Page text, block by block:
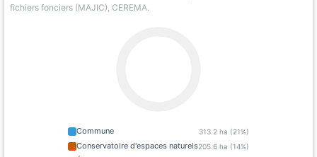
fichiers fonciers (MAJIC), CEREMA.
Commune 313.2 ha (21%)
Conservatoire d'espaces naturels205.6 ha (14%)